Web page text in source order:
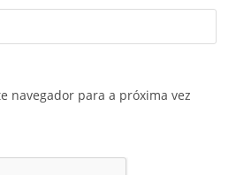
navegador para a próxima vez